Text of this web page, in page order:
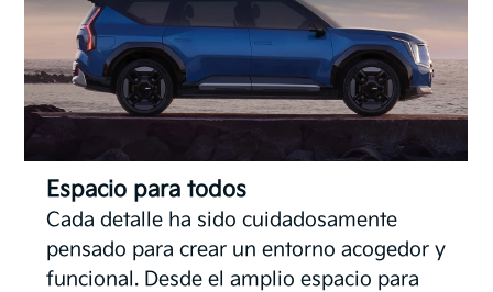
Espacio para todos
Cada detalle ha sido cuidadosamente
pensado para crear un entorno acogedor y
funcional. Desde el amplio espacio para